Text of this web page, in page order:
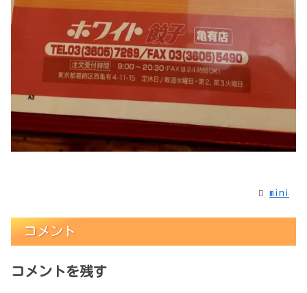
mini
コメント
コメントを残す